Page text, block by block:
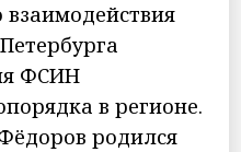
ФСИН
в регионе.
родился